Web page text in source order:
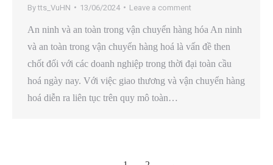
Bytts_VuHN 13/06/2024 Leave a comment
An ninh và an toàn trong vận chuyển hàng hóa An ninh
và an toàn trong vận chuyển hàng hoá là vấn đề then
chốt đối với các doanh nghiệp trong thời đại toàn cầu
hoá ngày nay. Với việc giao thương và vận chuyển hàng
hoá diễn ra liên tục trên quy mô toàn…